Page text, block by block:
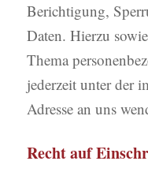
Berichtigung,
Daten. Hierzu
Thema
jederzeit unter der
Adresse an uns
Recht auf